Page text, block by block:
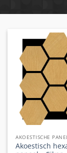
AKOESTISCHE
Akoestisch